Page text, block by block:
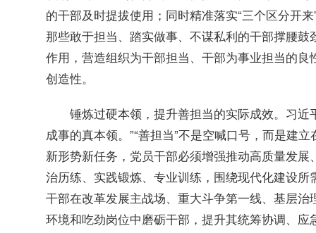
的干部及时提拔使用；同时精准落实“三个区分开
那些敢于担当、踏实做事、不谋私利的干部撑腰
作用，营造组织为干部担当、干部为事业担当的
创造性。
锤炼过硬本领，提升善担当的实际成效。 习近
成事的真本领。”“善担当”不是空喊口号，而是建
新形势新任务，党员干部必须增强推动高质量发
治历练、实践锻炼、专业训练，围绕现代化建设
干部在改革发展主战场、重大斗争第一线、基层
环境和吃劲岗位中磨砺干部，提升其统筹协调、